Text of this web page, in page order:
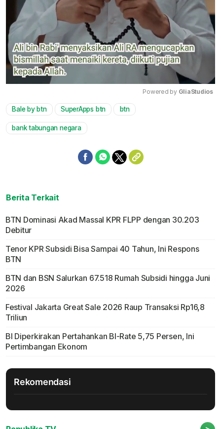
Powered by GliaStudios
Bale by btn SuperApps btn btn
bank tabungan negara
Berita Terkait
BTN Dominasi Akad Massal KPR FLPP dengan 30.203
Debitur
Tenor KPR Subsidi Bisa Sampai 40 Tahun, Ini Respons
BTN
BTN dan BSN Salurkan 67.518 Rumah Subsidi hingga Juni
2026
Festival Jakarta Great Sale 2026 Raup Transaksi Rp16,8
Triliun
BI Diperkirakan Pertahankan BI-Rate 5,75 Persen, Ini
Pertimbangan Ekonom
Rekomendasi